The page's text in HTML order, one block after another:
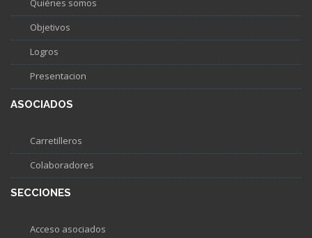
Quiénes somos
Objetivos
Logros
Presentacion
ASOCIADOS
Carretilleros
Colaboradores
SECCIONES
Acceso asociados